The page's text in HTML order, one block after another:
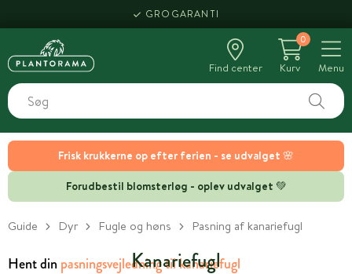
Frisk krukkerne op efter ferien - se udvalget 🌸
Forudbestil blomsterløg - oplev udvalget 💚
GROGARANTI
Find center
0
Kurv
Menu
Guide Dyr Fugle og høns Pasning af kanariefugl
Kanariefugl
Hent din pasningsvejledning til kanariefugl